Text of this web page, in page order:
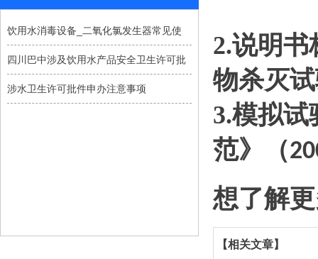
饮用水消毒设备_二氧化氯发生器常见使
四川巴中涉及饮用水产品安全卫生许可批
涉水卫生许可批件申办注意事项
2.说明书
物杀灭
3.模拟试
范》（
想了解
【相关文章】